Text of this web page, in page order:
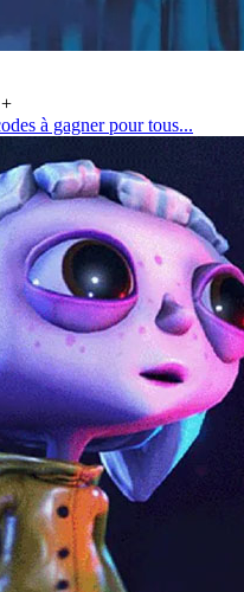
+
à gagner pour tous...